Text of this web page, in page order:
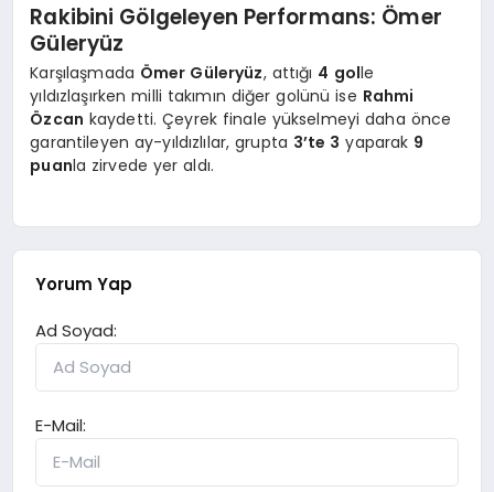
Rakibini Gölgeleyen Performans: Ömer
Güleryüz
Karşılaşmada Ömer Güleryüz, attığı 4 golle
yıldızlaşırken milli takımın diğer golünü ise Rahmi
Özcan kaydetti. Çeyrek finale yükselmeyi daha önce
garantileyen ay-yıldızlılar, grupta 3’te 3 yaparak 9
puanla zirvede yer aldı.
Yorum Yap
Ad Soyad:
E-Mail: